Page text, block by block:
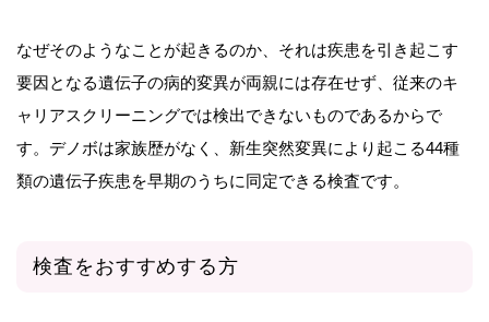
なぜそのようなことが起きるのか、それは疾患を引き起こす
要因となる遺伝子の病的変異が両親には存在せず、従来のキ
ャリアスクリーニングでは検出できないものであるからで
す。デノボは家族歴がなく、新生突然変異により起こる44種
類の遺伝子疾患を早期のうちに同定できる検査です。
検査をおすすめする方